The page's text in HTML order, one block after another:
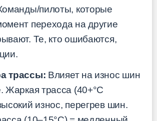
пилоты, которые
перехода на другие
Те, кто ошибаются,
трассы: Влияет на износ шин
Жаркая трасса (40+°C
износ, перегрев шин.